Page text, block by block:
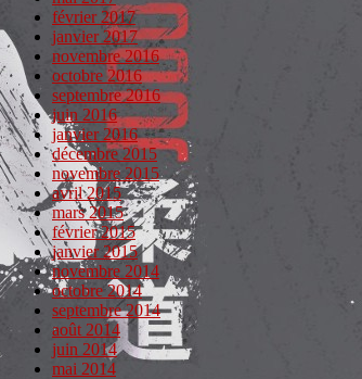
février 2017
janvier 2017
novembre 2016
octobre 2016
septembre 2016
juin 2016
janvier 2016
décembre 2015
novembre 2015
avril 2015
mars 2015
février 2015
janvier 2015
novembre 2014
octobre 2014
septembre 2014
août 2014
juin 2014
mai 2014